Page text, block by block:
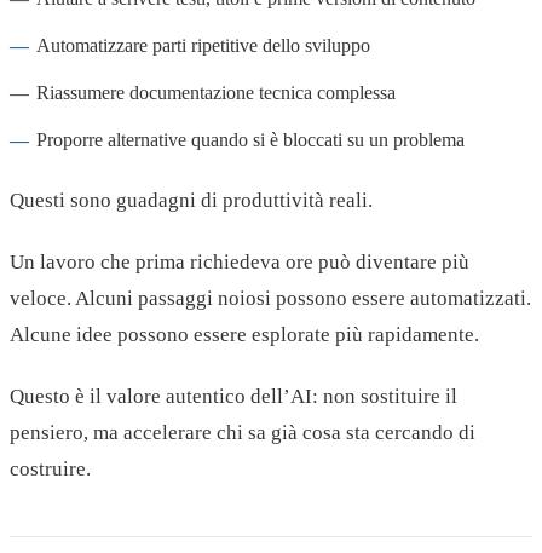
Automatizzare parti ripetitive dello sviluppo
Riassumere documentazione tecnica complessa
Proporre alternative quando si è bloccati su un problema
Questi sono guadagni di produttività reali.
Un lavoro che prima richiedeva ore può diventare più
veloce. Alcuni passaggi noiosi possono essere automatizzati.
Alcune idee possono essere esplorate più rapidamente.
Questo è il valore autentico dell’AI: non sostituire il
pensiero, ma accelerare chi sa già cosa sta cercando di
costruire.